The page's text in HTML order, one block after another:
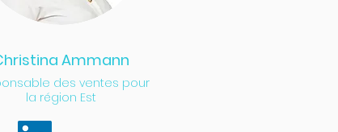
Ammann
des ventes pour
la région Est